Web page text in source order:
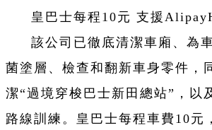
皇巴士每程10元 支援
該公司已徹底清潔車廂、為
菌塗層、檢查和翻新車身零件，
潔“過境穿梭巴士新田總站”，以
路線訓練。皇巴士每程車費10元